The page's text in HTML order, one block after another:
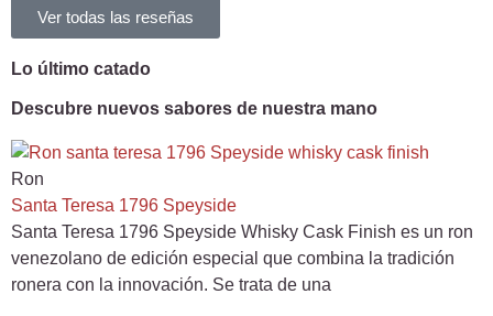
Ver todas las reseñas
Lo último catado
Descubre nuevos sabores de nuestra mano
Ron
Santa Teresa 1796 Speyside
Santa Teresa 1796 Speyside Whisky Cask Finish es un ron
venezolano de edición especial que combina la tradición
ronera con la innovación. Se trata de una